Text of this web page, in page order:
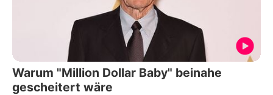
Warum "Million Dollar Baby" beinahe
gescheitert wäre